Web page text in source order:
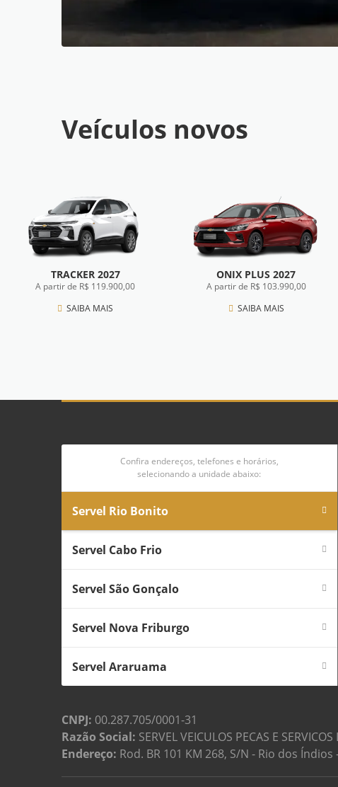
Veículos novos
TRACKER 2027
A partir de R$ 119.900,00
SAIBA MAIS
ONIX PLUS 2027
A partir de R$ 103.990,00
SAIBA MAIS
Confira endereços, telefones e horários,
selecionando a unidade abaixo:
Servel Rio Bonito
Servel Cabo Frio
Servel São Gonçalo
Servel Nova Friburgo
Servel Araruama
CNPJ: 00.287.705/0001-31
Razão Social: SERVEL VEICULOS PECAS E SERVICOS
Endereço: Rod. BR 101 KM 268, S/N - Rio dos Índios